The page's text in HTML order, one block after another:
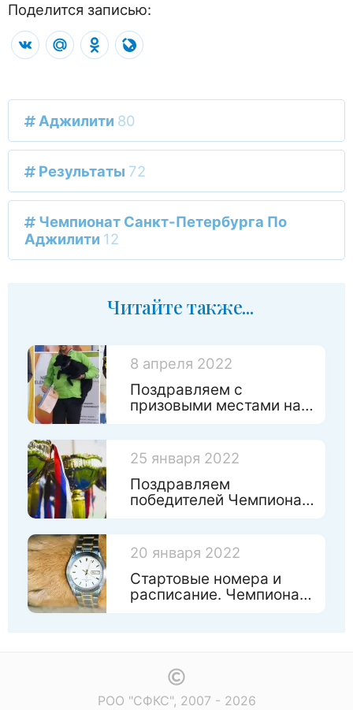
Поделится записью:
VK Mail.RuOdnoklassniki
Аджилити 80
Результаты 72
Чемпионат Санкт-Петербурга По
Аджилити 12
Читайте также...
8 апреля 2022
Поздравляем с
призовыми местами на
25 января 2022
Поздравляем
победителей Чемпионата
20 января 2022
Стартовые номера и
расписание. Чемпионат
РОО "СФКС", 2007 - 2026